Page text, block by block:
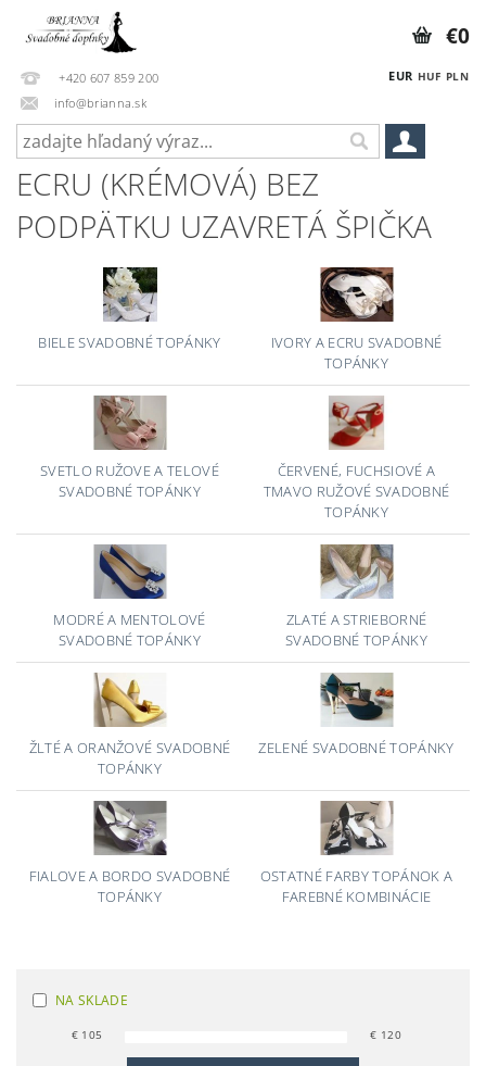
+420 607 859 200
info@brianna.sk
EUR HUF PLN
€0
ECRU (KRÉMOVÁ) BEZ
PODPÄTKU UZAVRETÁ ŠPIČKA
BIELE SVADOBNÉ TOPÁNKY
IVORY A ECRU SVADOBNÉ
TOPÁNKY
SVETLO RUŽOVE A TELOVÉ
SVADOBNÉ TOPÁNKY
ČERVENÉ, FUCHSIOVÉ A
TMAVO RUŽOVÉ SVADOBNÉ
TOPÁNKY
MODRÉ A MENTOLOVÉ
SVADOBNÉ TOPÁNKY
ZLATÉ A STRIEBORNÉ
SVADOBNÉ TOPÁNKY
ŽLTÉ A ORANŽOVÉ SVADOBNÉ
TOPÁNKY
ZELENÉ SVADOBNÉ TOPÁNKY
FIALOVE A BORDO SVADOBNÉ
TOPÁNKY
OSTATNÉ FARBY TOPÁNOK A
FAREBNÉ KOMBINÁCIE
NA SKLADE
€ 105 € 120